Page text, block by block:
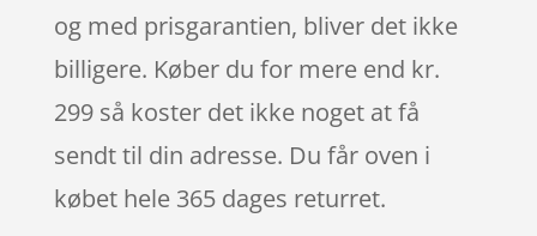
og med prisgarantien, bliver det ikke
billigere. Køber du for mere end kr.
299 så koster det ikke noget at få
sendt til din adresse. Du får oven i
købet hele 365 dages returret.